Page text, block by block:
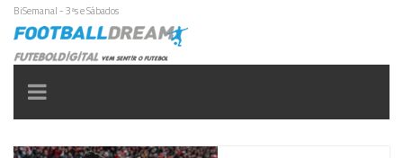
BiSemanal - 3ªs e Sábados
Toggle
navigation